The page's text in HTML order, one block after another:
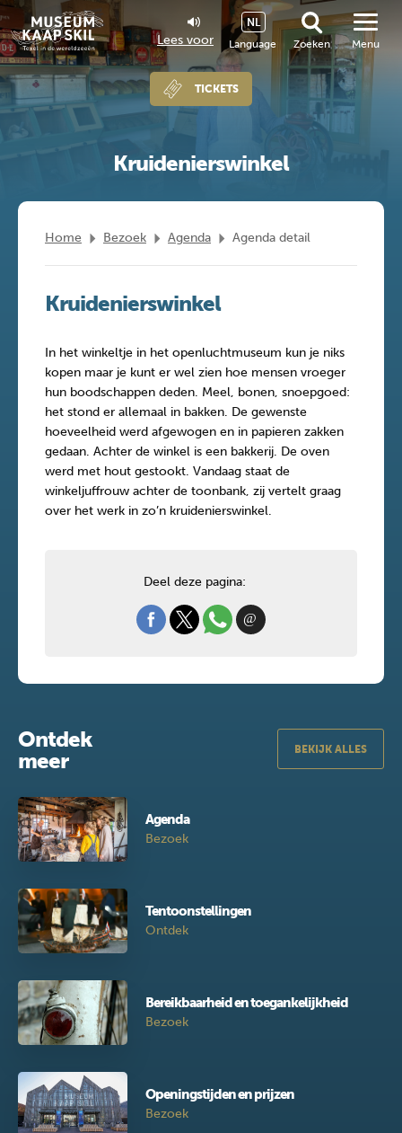
Lees voor Language
NL
Zoeken
TICKETS
Menu
Kruidenierswinkel
Home Bezoek Agenda Agenda detail
Kruidenierswinkel
In het winkeltje in het openluchtmuseum kun je niks
kopen maar je kunt er wel zien hoe mensen vroeger
hun boodschappen deden. Meel, bonen, snoepgoed:
het stond er allemaal in bakken. De gewenste
hoeveelheid werd afgewogen en in papieren zakken
gedaan. Achter de winkel is een bakkerij. De oven
werd met hout gestookt. Vandaag staat de
winkeljuffrouw achter de toonbank, zij vertelt graag
over het werk in zo’n kruidenierswinkel.
Deel deze pagina:
Ontdek
meer
BEKIJK ALLES
Agenda
Bezoek
Tentoonstellingen
Ontdek
Bereikbaarheid en toegankelijkheid
Bezoek
Openingstijden en prijzen
Bezoek